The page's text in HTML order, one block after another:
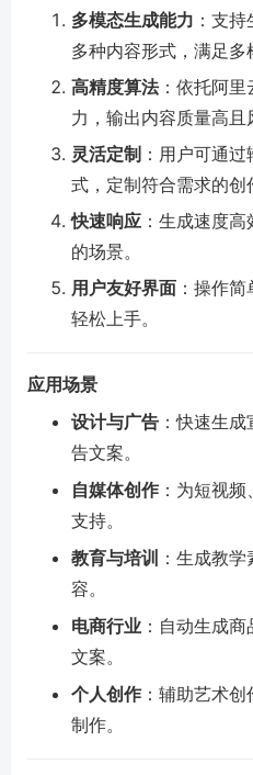
多模态生成能力 ：支
多种内容形式，满足多
高精度算法：依托阿里
力，输出内容质量高且
灵活定制 ：用户可通
式，定制符合需求的创
快速响应 ：生成速度
的场景。
用户友好界面 ：操作
轻松上手。
应用场景
设计与广告 ：快速生
告文案。
自媒体创作 ：为短视
支持。
教育与培训 ：生成教
容。
电商行业 ：自动生成
文案。
个人创作 ：辅助艺术
制作。